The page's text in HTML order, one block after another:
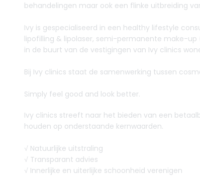
behandelingen maar ook een flinke uitbreiding
Ivy is gespecialiseerd in een healthy lifestyle
lipofilling & lipolaser, semi-permanente make-
in de buurt van de vestigingen van Ivy clinics
Bij Ivy clinics staat de samenwerking tussen
Simply feel good and look better.
Ivy clinics streeft naar het bieden van een
houden op onderstaande kernwaarden.
√ Natuurlijke uitstraling
√ Transparant advies
√ Innerlijke en uiterlijke schoonheid verenigen